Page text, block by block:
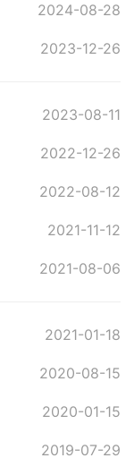
2024-08-28
2023-12-26
2023-08-11
2022-12-26
2022-08-12
2021-11-12
2021-08-06
2021-01-18
2020-08-15
2020-01-15
2019-07-29